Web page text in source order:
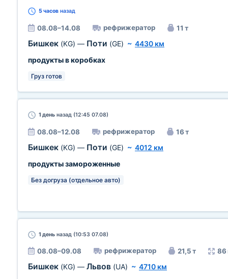
5 часов назад
08.08–14.08 рефрижератор 11 т
Бишкек (KG) — Поти (GE) ~ 4430 км
продукты в коробках
Груз готов
1 день назад (12:45 07.08)
08.08–12.08 рефрижератор 16 т
Бишкек (KG) — Поти (GE) ~ 4012 км
продукты замороженные
Без догруза (отдельное авто)
1 день назад (10:53 07.08)
08.08–09.08 рефрижератор 21,5 т 86
Бишкек (KG) — Львов (UA) ~ 4710 км